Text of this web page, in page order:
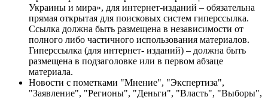
Украины и мира», для интернет-изданий – обязательна
прямая открытая для поисковых систем гиперссылка.
Ссылка должна быть размещена в независимости от
полного либо частичного использования материалов.
Гиперссылка (для интернет- изданий) – должна быть
размещена в подзаголовке или в первом абзаце
материала.
Новости с пометками "Мнение", "Экспертиза",
"Заявление", "Регионы", "Деньги", "Власть", "Выборы",